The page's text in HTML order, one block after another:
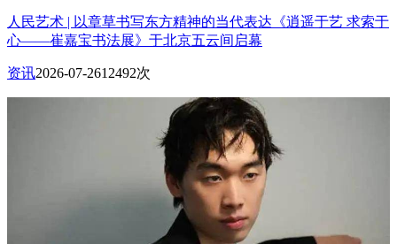
人民艺术 | 以章草书写东方精神的当代表达《逍遥于艺 求索于
心——崔嘉宝书法展》于北京五云间启幕
资讯2026-07-2612492次